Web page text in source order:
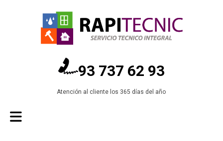
93 737 62 93
Atención al cliente los 365 días del año